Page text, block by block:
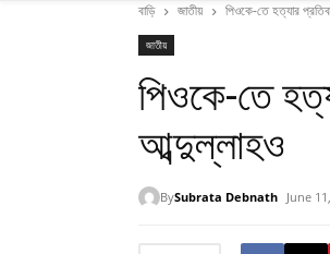
বাড়ি জাতীয় পিওকে-তে হত্যার
জাতীয়
পিওকে-তে
আব্দুল্লাহও
BySubrata Debnath June